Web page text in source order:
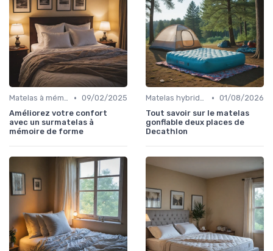
Matelas à mémoire de forme • 09/02/2025
Améliorez votre confort
avec un surmatelas à
mémoire de forme
Matelas hybrides • 01/08/2026
Tout savoir sur le matelas
gonflable deux places de
Decathlon